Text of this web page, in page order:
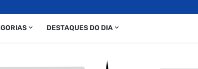
DESTAQUES DO DIA